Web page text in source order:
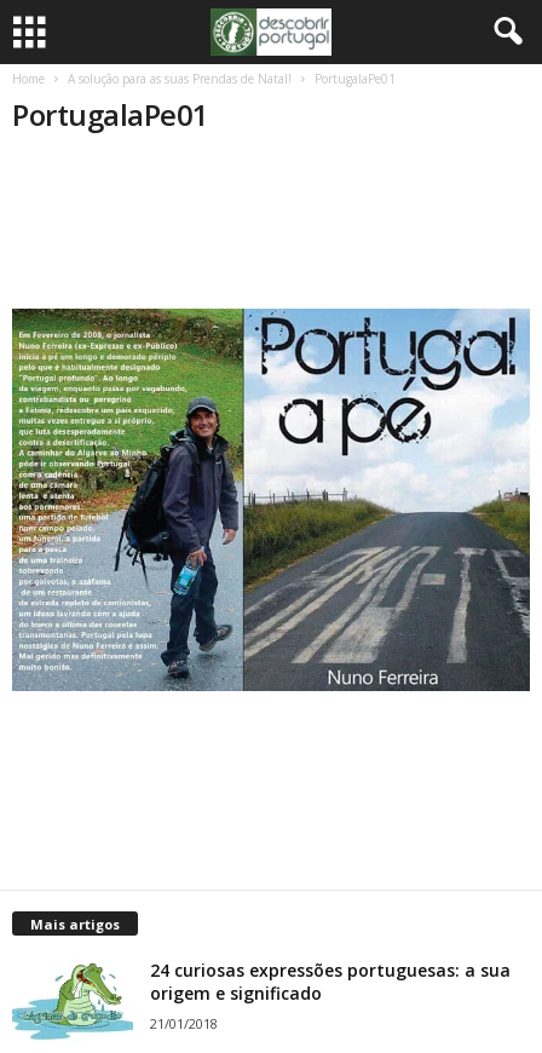
Home A solução para as suas Prendas de Natal! PortugalaPe01
PortugalaPe01
Mais artigos
24 curiosas expressões portuguesas: a sua
origem e significado
21/01/2018